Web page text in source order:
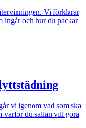
Vi förklarar
ingår och hur du packar
vi igenom vad som ska
varför du sällan vill göra